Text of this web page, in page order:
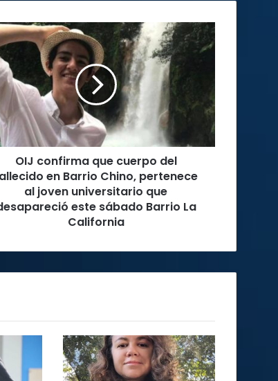
OIJ confirma que cuerpo del
en Barrio Chino, pertenece
al joven universitario que
este sábado Barrio La
California